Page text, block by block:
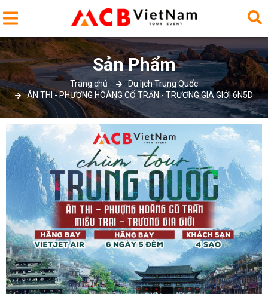
Sản Phẩm
Trang chủ
Du lịch Trung Quốc
ÂN THI - PHƯỢNG HOÀNG CỔ TRẤN - TRƯƠNG GIA GIỚI 6N5D